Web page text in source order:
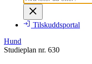
Tilskuddsportal
Hund
Studieplan nr. 630